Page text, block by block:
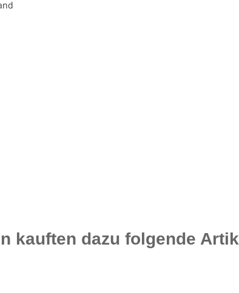
kauften dazu folgende